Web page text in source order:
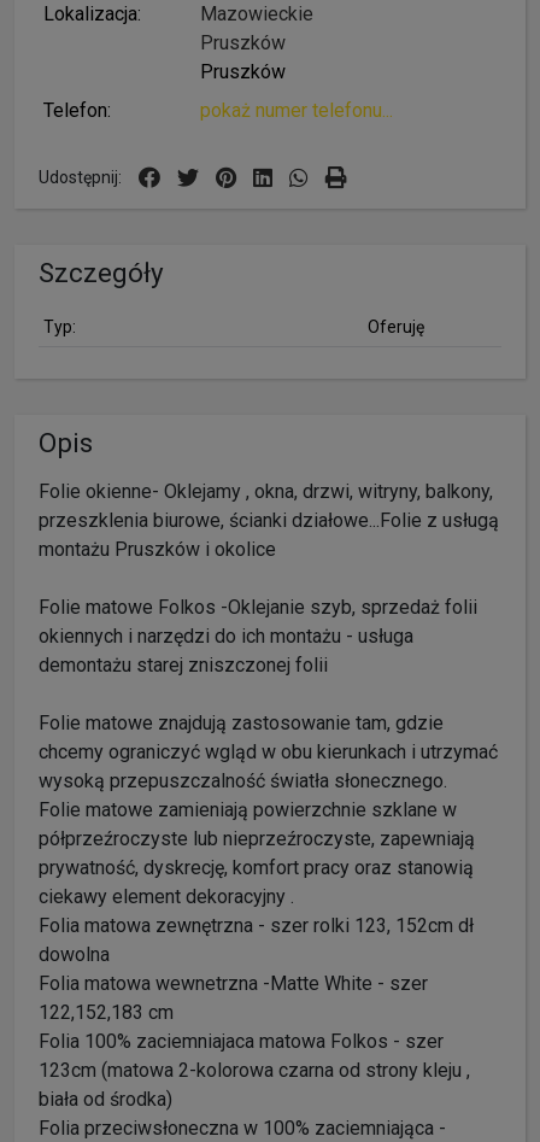
Lokalizacja:
Mazowieckie
Pruszków
Pruszków
Telefon:
pokaż numer telefonu...
Udostępnij:
Szczegóły
Typ: Oferuję
Opis
Folie okienne- Oklejamy , okna, drzwi, witryny, balkony,
przeszklenia biurowe, ścianki działowe...Folie z usługą
montażu Pruszków i okolice
Folie matowe Folkos -Oklejanie szyb, sprzedaż folii
okiennych i narzędzi do ich montażu - usługa
demontażu starej zniszczonej folii
Folie matowe znajdują zastosowanie tam, gdzie
chcemy ograniczyć wgląd w obu kierunkach i utrzymać
wysoką przepuszczalność światła słonecznego.
Folie matowe zamieniają powierzchnie szklane w
półprzeźroczyste lub nieprzeźroczyste, zapewniają
prywatność, dyskrecję, komfort pracy oraz stanowią
ciekawy element dekoracyjny .
Folia matowa zewnętrzna - szer rolki 123, 152cm dł
dowolna
Folia matowa wewnetrzna -Matte White - szer
122,152,183 cm
Folia 100% zaciemniajaca matowa Folkos - szer
123cm (matowa 2-kolorowa czarna od strony kleju ,
biała od środka)
Folia przeciwsłoneczna w 100% zaciemniająca -